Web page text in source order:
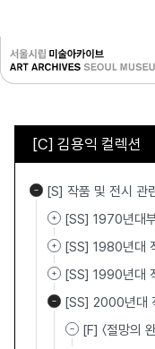
[C] 김용익 컬렉션
[S] 작품 및 전시 관
[SS] 1970년대
[SS] 1980년대
[SS] 1990년대
[SS] 2000년대
[F] 〈절망의